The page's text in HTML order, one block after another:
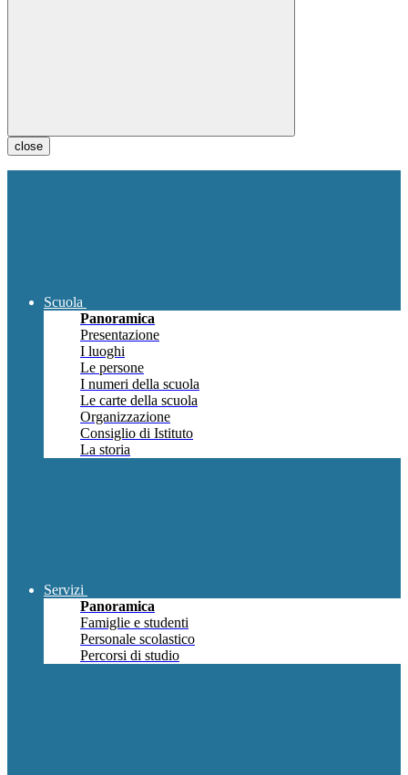
close
Scuola
Panoramica
Presentazione
I luoghi
Le persone
I numeri della scuola
Le carte della scuola
Organizzazione
Consiglio di Istituto
La storia
Servizi
Panoramica
Famiglie e studenti
Personale scolastico
Percorsi di studio